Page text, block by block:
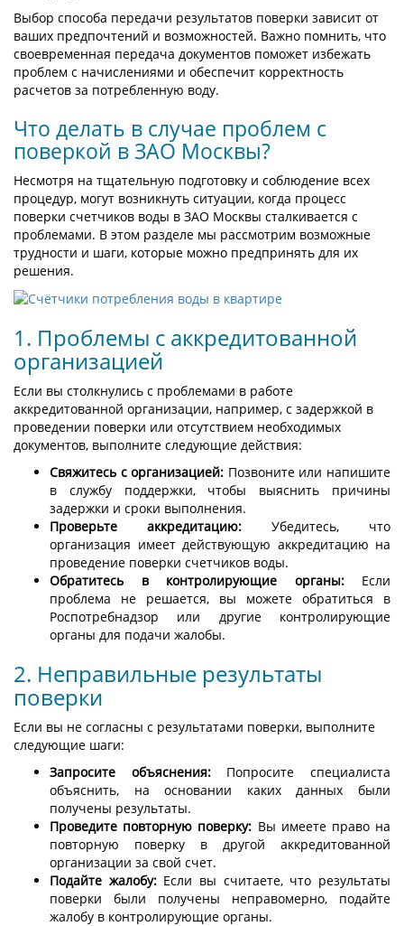
Выбор способа передачи результатов поверки зависит от
ваших предпочтений и возможностей. Важно помнить, что
своевременная передача документов поможет избежать
проблем с начислениями и обеспечит корректность
расчетов за потребленную воду.
Что делать в случае проблем с
поверкой в ЗАО Москвы?
Несмотря на тщательную подготовку и соблюдение всех
процедур, могут возникнуть ситуации, когда процесс
поверки счетчиков воды в ЗАО Москвы сталкивается с
проблемами. В этом разделе мы рассмотрим возможные
трудности и шаги, которые можно предпринять для их
решения.
1. Проблемы с аккредитованной
организацией
Если вы столкнулись с проблемами в работе
аккредитованной организации, например, с задержкой в
проведении поверки или отсутствием необходимых
документов, выполните следующие действия:
Свяжитесь с организацией: Позвоните или напишите
в службу поддержки, чтобы выяснить причины
задержки и сроки выполнения.
Проверьте аккредитацию: Убедитесь, что
организация имеет действующую аккредитацию на
проведение поверки счетчиков воды.
Обратитесь в контролирующие органы:Если
проблема не решается, вы можете обратиться в
Роспотребнадзор или другие контролирующие
органы для подачи жалобы.
2. Неправильные результаты
поверки
Если вы не согласны с результатами поверки, выполните
следующие шаги:
Запросите объяснения:Попросите специалиста
объяснить, на основании каких данных были
получены результаты.
Проведите повторную поверку: Вы имеете право на
повторную поверку в другой аккредитованной
организации за свой счет.
Подайте жалобу:Если вы считаете, что результаты
поверки были получены неправомерно, подайте
жалобу в контролирующие органы.